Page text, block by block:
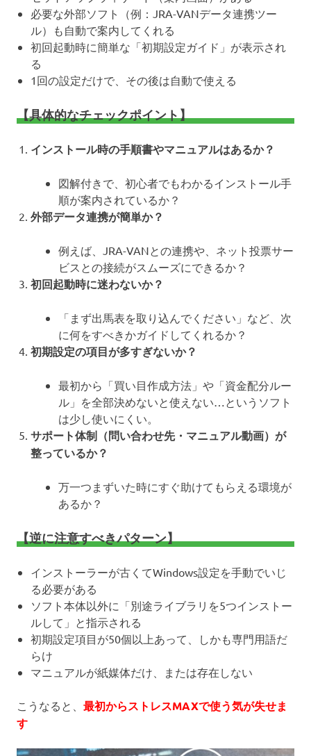
必要な外部ソフト（例：JRA-VANデータ連携ツー
ル）も自動で案内してくれる
初回起動時に簡単な「初期設定ガイド」が表示され
る
1回の設定だけで、その後は自動で使える
【具体的なチェックポイント】
インストール時の手順書やマニュアルはあるか？
図解付きで、初心者でもわかるインストール手
順が案内されているか？
外部データ連携が簡単か？
例えば、JRA-VANとの連携や、ネット投票サー
ビスとの接続がスムーズにできるか？
初回起動時に迷わないか？
「まず出馬表を取り込んでください」など、次
に何をすべきかガイドしてくれるか？
初期設定の項目が多すぎないか？
最初から「買い目作成方法」や「資金配分ルー
ル」を全部決めないと使えない…というソフト
は少し使いにくい。
サポート体制（問い合わせ先・マニュアル動画）が
整っているか？
万一つまずいた時にすぐ助けてもらえる環境が
あるか？
【逆に注意すべきパターン】
インストーラーが古くてWindows設定を手動でいじ
る必要がある
ソフト本体以外に「別途ライブラリを5つインストー
ルして」と指示される
初期設定項目が50個以上あって、しかも専門用語だ
らけ
マニュアルが紙媒体だけ、または存在しない
こうなると、 最初からストレスMAXで使う気が失せま
す